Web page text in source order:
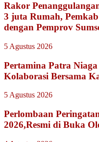
Rakor
3 juta Rumah,
dengan Pemprov
5 Agustus 2026
Pertamina Patra
Kolaborasi Bersama
5 Agustus 2026
Perlombaan
2026,Resmi di Buka